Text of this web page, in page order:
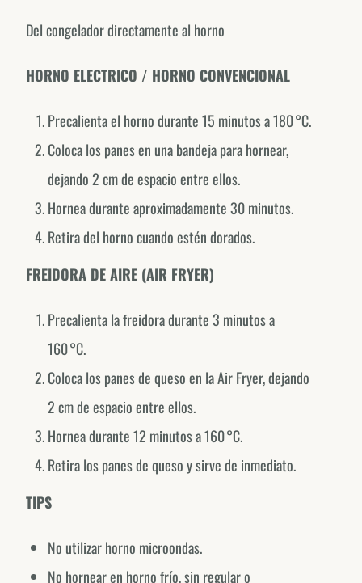
Del congelador directamente al horno
HORNO ELECTRICO / HORNO CONVENCIONAL
Precalienta el horno durante 15 minutos a 180 °C.
Coloca los panes en una bandeja para hornear,
dejando 2 cm de espacio entre ellos.
Hornea durante aproximadamente 30 minutos.
Retira del horno cuando estén dorados.
FREIDORA DE AIRE (AIR FRYER)
Precalienta la freidora durante 3 minutos a
160 °C.
Coloca los panes de queso en la Air Fryer, dejando
2 cm de espacio entre ellos.
Hornea durante 12 minutos a 160 °C.
Retira los panes de queso y sirve de inmediato.
TIPS
No utilizar horno microondas.
No hornear en horno frío, sin regular o
EXPLORE OUR COUNTRY-SPECIFIC PROFILES
@fornodeminascanada
USA
@fornodeminasusa
México
Portugal
@fornodeminasportugal
Uruguai
Peru